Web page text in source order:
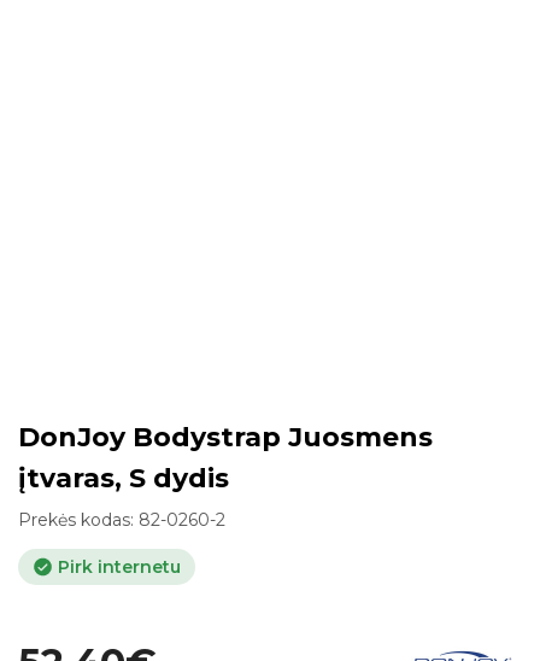
DonJoy Bodystrap Juosmens
įtvaras, S dydis
Prekės kodas: 82-0260-2
Pirk internetu